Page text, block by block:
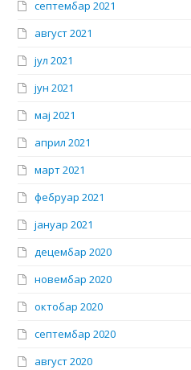
септембар 2021
август 2021
јул 2021
јун 2021
мај 2021
април 2021
март 2021
фебруар 2021
јануар 2021
децембар 2020
новембар 2020
октобар 2020
септембар 2020
август 2020